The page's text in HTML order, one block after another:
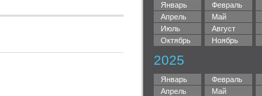
Январь Февраль
Апрель
Май
Июль
Август
Октябрь
Ноябрь
2025
Январь Февраль
Апрель
Май